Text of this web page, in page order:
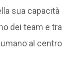
sua capacità
dei team e tra
al centro